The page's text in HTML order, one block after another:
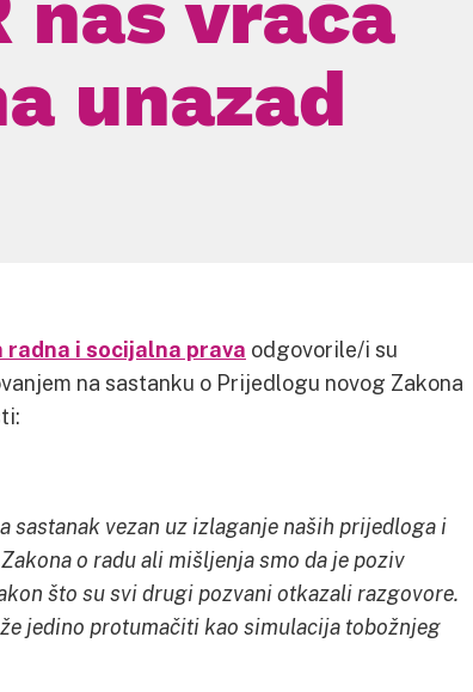
unazad
i socijalna prava odgovorile/i su
na sastanku o Prijedlogu novog Zakona
sastanak vezan uz izlaganje naših prijedloga i
o radu ali mišljenja smo da je poziv
što su svi drugi pozvani otkazali razgovore.
jedino protumačiti kao simulacija tobožnjeg